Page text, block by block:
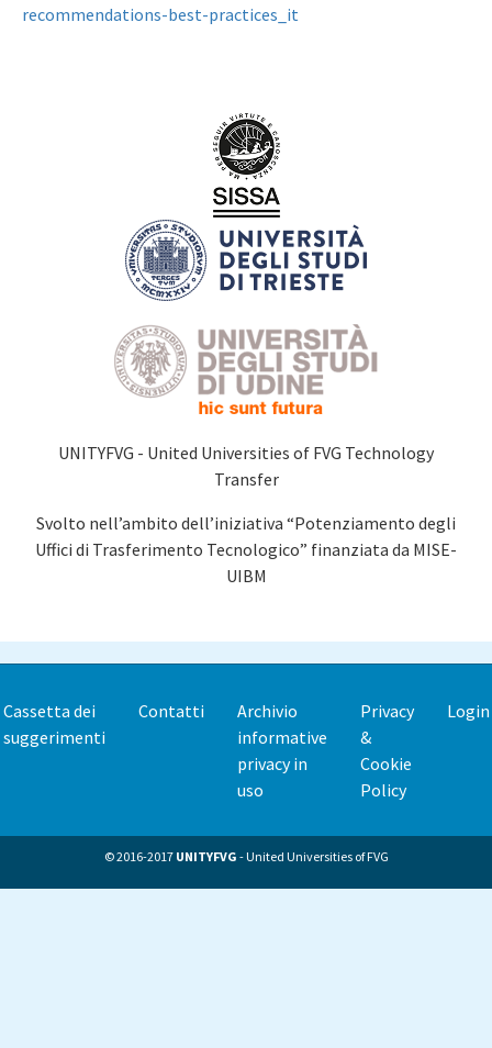
recommendations-best-practices_it
UNITYFVG - United Universities of FVG Technology
Transfer
Svolto nell’ambito dell’iniziativa “Potenziamento degli
Uffici di Trasferimento Tecnologico” finanziata da MISE-
UIBM
Footer
Cassetta dei
suggerimenti
Contatti
Archivio
informative
privacy in
uso
Privacy
&
Cookie
Policy
Login
© 2016-2017 UNITYFVG - United Universities of FVG